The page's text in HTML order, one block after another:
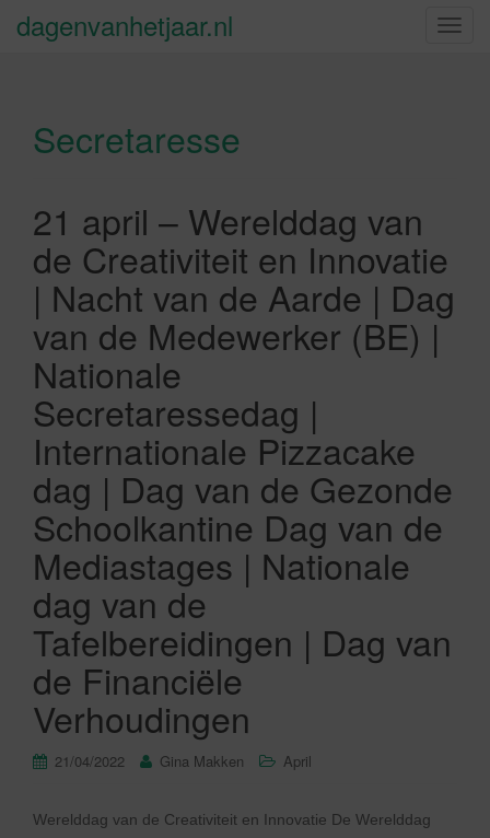
S
g
dagenvanhetjaar.nl
Secretaresse
21 april – Werelddag van
de Creativiteit en Innovatie
| Nacht van de Aarde | Dag
van de Medewerker (BE) |
Nationale
Secretaressedag |
Internationale Pizzacake
dag | Dag van de Gezonde
Schoolkantine Dag van de
Mediastages | Nationale
dag van de
Tafelbereidingen | Dag van
de Financiële
Verhoudingen
21/04/2022 Gina Makken April
Werelddag van de Creativiteit en Innovatie De Werelddag